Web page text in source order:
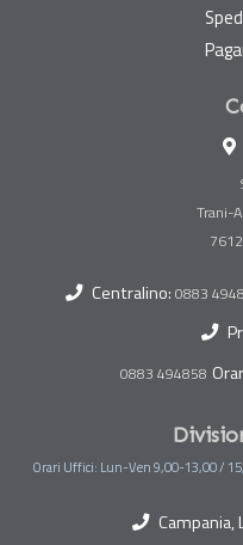
Trani-
Centralino: 0883
0883 494858
Orari Uffici: Lun-Ven 9,00-13,00 /
Campania,